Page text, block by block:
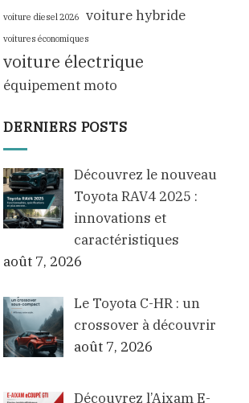
voiture diesel 2026 voiture hybride
voitures économiques
voiture électrique
équipement moto
DERNIERS POSTS
Découvrez le nouveau
Toyota RAV4 2025 :
innovations et
caractéristiques
août 7, 2026
Le Toyota C-HR : un
crossover à découvrir
août 7, 2026
Découvrez l’Aixam E-